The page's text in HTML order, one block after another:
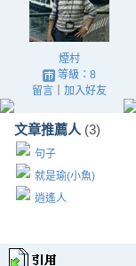
煙村
等級：8
留言｜ 加入好友
文章推薦人 (3)
句子
就是瑜(小魚)
逍遙人